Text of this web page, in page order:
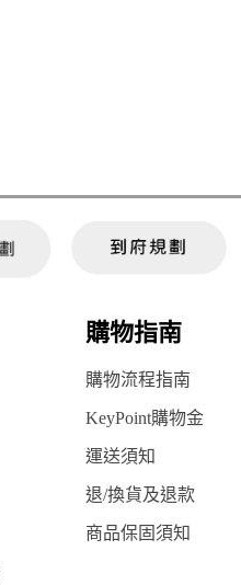
購物指南
購物流程指南
KeyPoint購物金
運送須知
退/換貨及退款
商品保固須知